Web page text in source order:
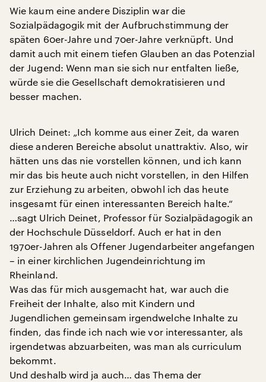
Wie kaum eine andere Disziplin war die
Sozialpädagogik mit der Aufbruchstimmung der
späten 60er-Jahre und 70er-Jahre verknüpft. Und
damit auch mit einem tiefen Glauben an das Potenzial
der Jugend: Wenn man sie sich nur entfalten ließe,
würde sie die Gesellschaft demokratisieren und
besser machen.
Ulrich Deinet: „Ich komme aus einer Zeit, da waren
diese anderen Bereiche absolut unattraktiv. Also, wir
hätten uns das nie vorstellen können, und ich kann
mir das bis heute auch nicht vorstellen, in den Hilfen
zur Erziehung zu arbeiten, obwohl ich das heute
insgesamt für einen interessanten Bereich halte.“
…sagt Ulrich Deinet, Professor für Sozialpädagogik an
der Hochschule Düsseldorf. Auch er hat in den
1970er-Jahren als Offener Jugendarbeiter angefangen
– in einer kirchlichen Jugendeinrichtung im
Rheinland.
Was das für mich ausgemacht hat, war auch die
Freiheit der Inhalte, also mit Kindern und
Jugendlichen gemeinsam irgendwelche Inhalte zu
finden, das finde ich nach wie vor interessanter, als
irgendetwas abzuarbeiten, was man als curriculum
bekommt.
Und deshalb wird ja auch… das Thema der